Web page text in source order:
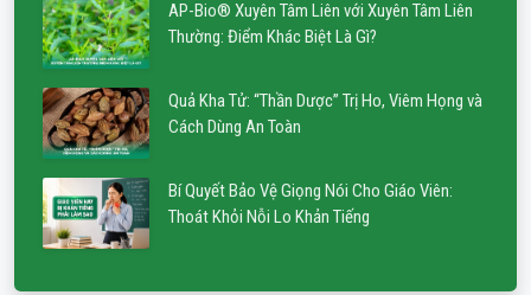
AP-Bio® Xuyên Tâm Liên với Xuyên Tâm Liên
Thường: Điểm Khác Biệt Là Gì?
Quả Kha Tử: “Thần Dược” Trị Ho, Viêm Họng và
Cách Dùng An Toàn
Bí Quyết Bảo Vệ Giọng Nói Cho Giáo Viên:
Thoát Khỏi Nỗi Lo Khản Tiếng